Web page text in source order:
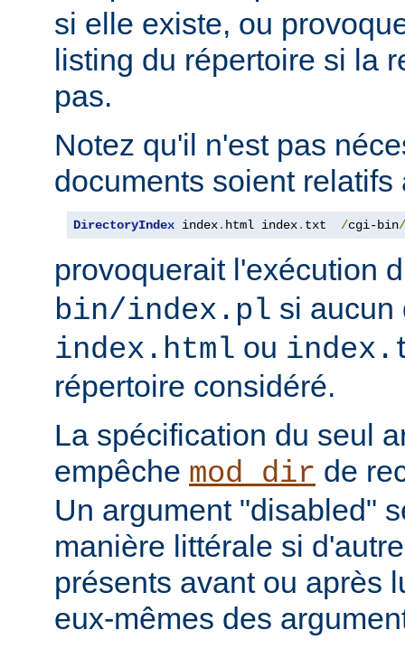
si elle existe, ou
listing du répertoire si la
pas.
Notez qu'il n'est pas
documents soient relatifs
DirectoryIndex index. html index. txt /cgi-bin/
provoquerait l'exécution
bin/index.pl si aucun
index.html ou
répertoire considéré.
La spécification du seul
empêche mod_dir de
Un argument "disabled"
manière littérale si
présents avant ou après
eux-mêmes des